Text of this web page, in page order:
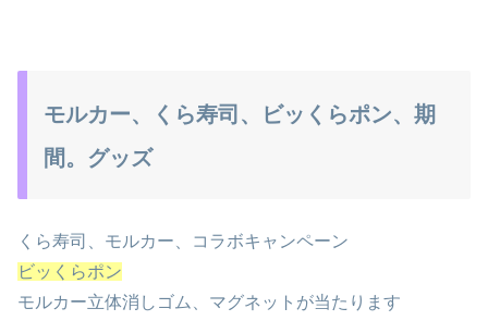
モルカー、くら寿司、ビッくらポン、期
間。グッズ
くら寿司、モルカー、コラボキャンペーン
ビッくらポン
モルカー立体消しゴム、マグネットが当たります